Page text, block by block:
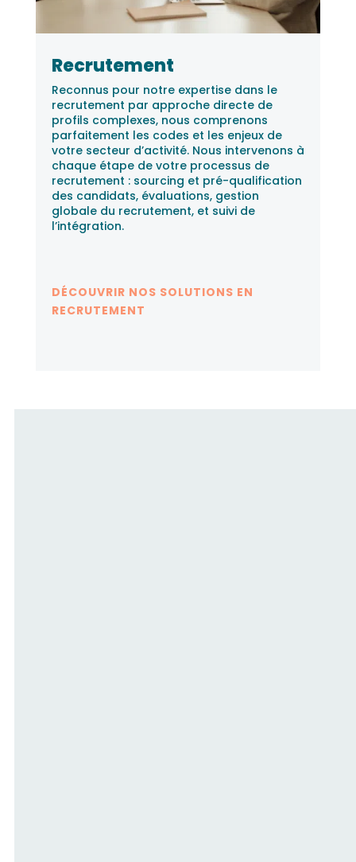
Recrutement
Reconnus pour notre expertise dans le
recrutement par approche directe de
profils complexes, nous comprenons
parfaitement les codes et les enjeux de
votre secteur d’activité. Nous intervenons à
chaque étape de votre processus de
recrutement : sourcing et pré-qualification
des candidats, évaluations, gestion
globale du recrutement, et suivi de
l’intégration.
DÉCOUVRIR NOS SOLUTIONS EN
RECRUTEMENT